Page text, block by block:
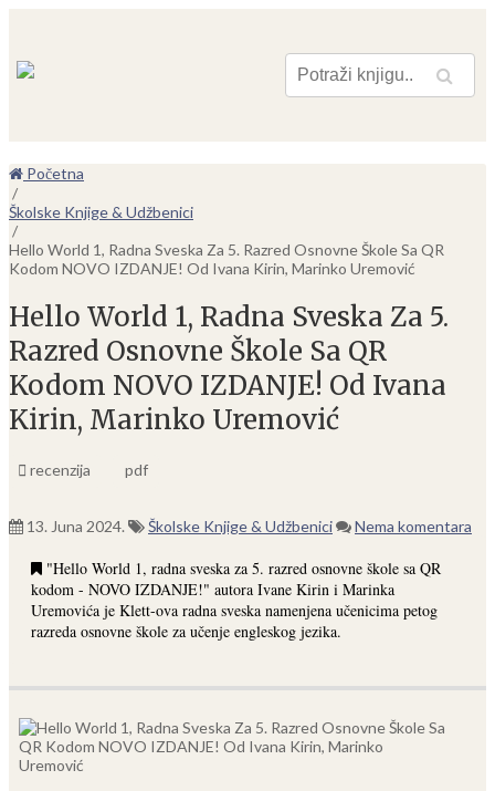
Pretraga
Početna
/
Školske Knjige & Udžbenici
/
Hello World 1, Radna Sveska Za 5. Razred Osnovne Škole Sa QR
Kodom NOVO IZDANJE! Od Ivana Kirin, Marinko Uremović
Hello World 1, Radna Sveska Za 5.
Razred Osnovne Škole Sa QR
Kodom NOVO IZDANJE! Od Ivana
Kirin, Marinko Uremović
recenzija pdf
13. Juna 2024. Školske Knjige & Udžbenici Nema komentara
"Hello World 1, radna sveska za 5. razred osnovne škole sa QR
kodom - NOVO IZDANJE!" autora Ivane Kirin i Marinka
Uremovića je Klett-ova radna sveska namenjena učenicima petog
razreda osnovne škole za učenje engleskog jezika.